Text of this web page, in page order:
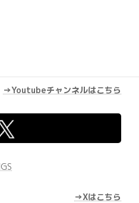
→Youtubeチャンネルはこちら
→Xはこちら